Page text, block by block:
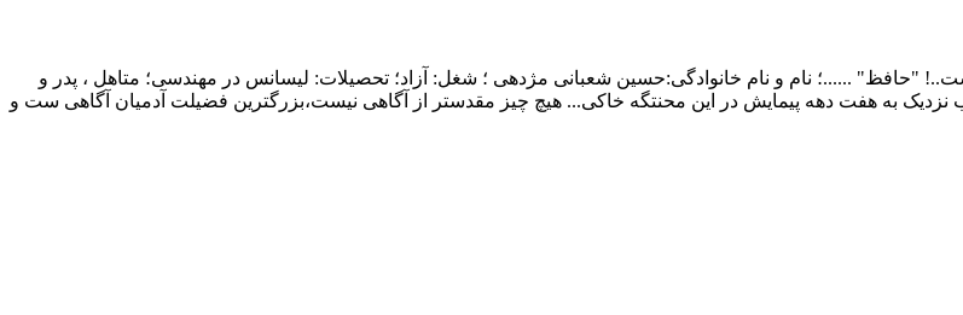
......؛ نام و نام خانوادگی:حسین شعبانی مژدهی ؛ شغل: آزاد؛ تحصیلات: لیسانس در مهندسی؛ متاهل ، پدر و
به هفت دهه پیمایش در این محنتگه خاکی... هیچ چیز مقدستر از آگاهی نیست،بزرگترین فضیلت آدمیان آگاهی ست و